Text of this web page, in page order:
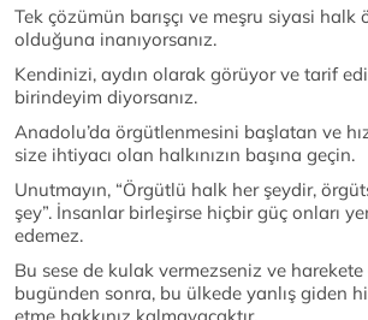
Tek çözümün barışçı ve meşru siyasi halk
olduğuna inanıyorsanız.
Kendinizi, aydın olarak görüyor ve tarif
birindeyim diyorsanız.
Anadolu’da örgütlenmesini başlatan ve
size ihtiyacı olan halkınızın başına geçin.
Unutmayın, “Örgütlü halk her şeydir,
şey”. İnsanlar birleşirse hiçbir güç onları
edemez.
Bu sese de kulak vermezseniz ve
bugünden sonra, bu ülkede yanlış giden